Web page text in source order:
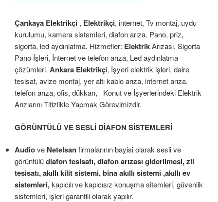
Çankaya Elektrikçi , Elektrikçi, internet, Tv montaj, uydu
kurulumu, kamera sistemleri, diafon arıza. Pano, priz,
sigorta, led aydınlatma. Hizmetler: ElektrikArızası, Sigorta
Pano İşleri, İnternet ve telefon arıza, Led aydınlatma
çözümleri. Ankara Elektrikçi, İşyeri elektrik işleri, daire
tesisat, avize montaj, yer altı kablo arıza, internet arıza,
telefon arıza, ofis, dükkan,
Konut ve İşyerlerindeki Elektrik
Arızlarını Titizlikle Yapmak Görevimizdir.
GÖRÜNTÜLÜ VE SESLİ DİAFON SİSTEMLERİ
Audiove Netelsanfirmalarının bayisi olarak sesli ve
görüntülüdiafon tesisatı, diafon arızası giderilmesi, zil
tesisatı, akıllı kilit sistemi, bina akıllı sistemi ,akıllı ev
sistemleri,kapıcılı ve kapıcısız konuşma sitemleri, güvenlik
sistemleri, işleri garantili olarak yapılır.